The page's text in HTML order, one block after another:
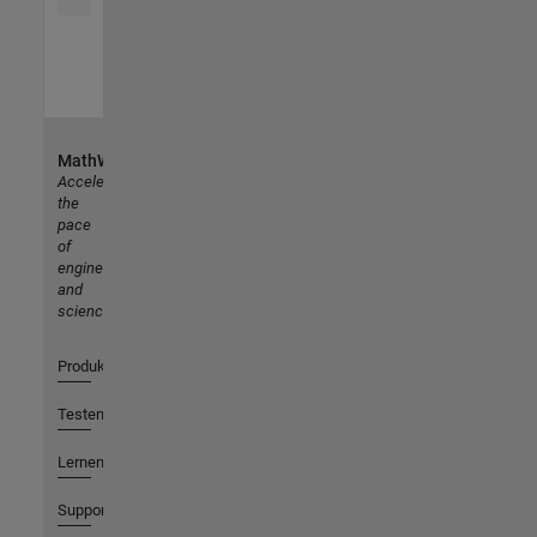
MathWorks
Accelerating
the
pace
of
engineering
and
science
Produkte
Testen oder Kaufen
Lernen
Support